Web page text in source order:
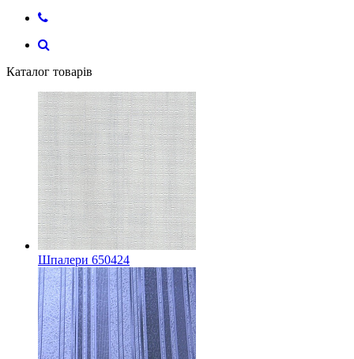
Каталог товарів
Шпалери 650424